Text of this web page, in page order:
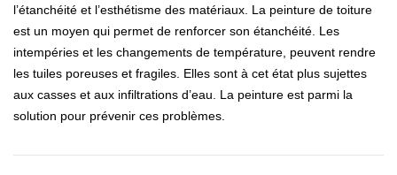
l’étanchéité et l’esthétisme des matériaux. La peinture de toiture
est un moyen qui permet de renforcer son étanchéité. Les
intempéries et les changements de température, peuvent rendre
les tuiles poreuses et fragiles. Elles sont à cet état plus sujettes
aux casses et aux infiltrations d’eau. La peinture est parmi la
solution pour prévenir ces problèmes.